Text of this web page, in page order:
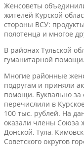
Женсоветы
жителей Курской
стороны ВСУ:
полотенца и многое
В районах Тульской
гуманитарной помощи.
Многие районные
подругам и приняли
помощи. Буквально за
перечислили в
100 тыс. рублей. На
оказали члены Союза
Донской, Тула,
Советского округов